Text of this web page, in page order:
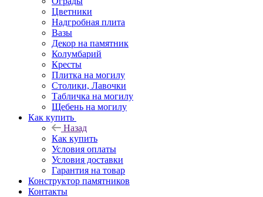
Цветники
Надгробная плита
Вазы
Декор на памятник
Колумбарий
Кресты
Плитка на могилу
Столики, Лавочки
Табличка на могилу
Щебень на могилу
Как купить
Назад
Как купить
Условия оплаты
Условия доставки
Гарантия на товар
Конструктор памятников
Контакты